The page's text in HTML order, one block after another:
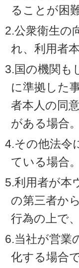
ることが困
2.公衆衛生の
れ、利用者
3.国の機関も
に準拠した
者本人の同
がある場合。
4.その他法令
ている場合。
5.利用者が本
の第三者か
行為の上で
6.当社が営業
化する場合